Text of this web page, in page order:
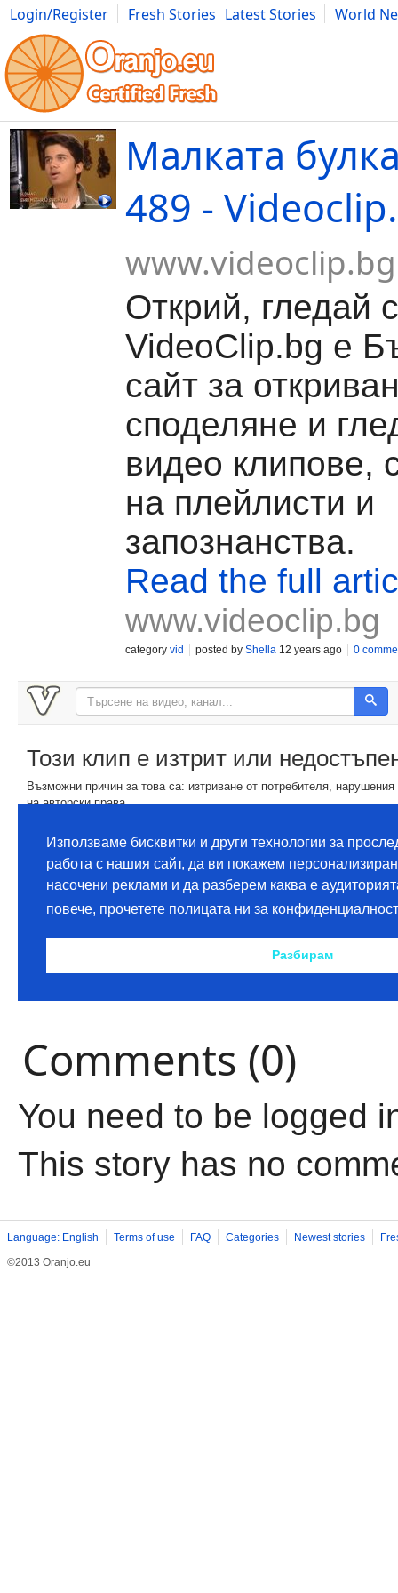
Login/Register Fresh Stories Latest Stories
World
Movies Anime Music Art Cars Advice Science
Малката
489 -
www.videoclip.bg
Открий, гледай
VideoClip.bg е
сайт за
споделяне и
видео клипове,
на плейлисти и
запознанства.
Read the full
www.videoclip.bg
category vid posted by Shella 12 years ago 0
Comments (0)
You need to be logged
This story has no
Language: English Terms of use FAQ Categories Newest stories
©2013 Oranjo.eu